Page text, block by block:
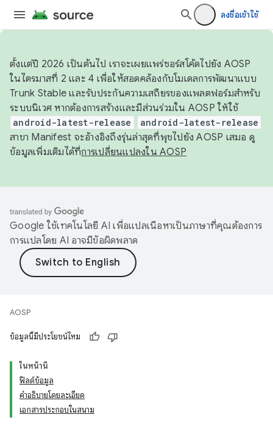
ลงชื่อเข้าใช้
ตั้งแต่ปี 2026 เป็นต้นไป เราจะเผยแพร่ซอร์สโค้ดไปยัง AOSP
ในไตรมาสที่ 2 และ 4 เพื่อให้สอดคล้องกับโมเดลการพัฒนาแบบ
Trunk Stable และรับประกันความเสถียรของแพลตฟอร์มสำหรับ
ระบบนิเวศ หากต้องการสร้างและมีส่วนร่วมใน AOSP ให้ใช้
android-latest-release android-latest-release
สาขา Manifest จะอ้างอิงถึงรุ่นล่าสุดที่พุชไปยัง AOSP เสมอ ดู
ข้อมูลเพิ่มเติมได้ที่การเปลี่ยนแปลงใน AOSP
Google ใช้เทคโนโลยี AI เพื่อแปลเนื้อหาเป็นภาษาที่คุณต้องการ
การแปลโดย AI อาจมีข้อผิดพลาด
AOSP
ข้อมูลนี้มีประโยชน์ไหม
ในหน้านี้
ฟิลด์ข้อมูล
คำอธิบายโดยละเอียด
เอกสารประกอบในสนาม